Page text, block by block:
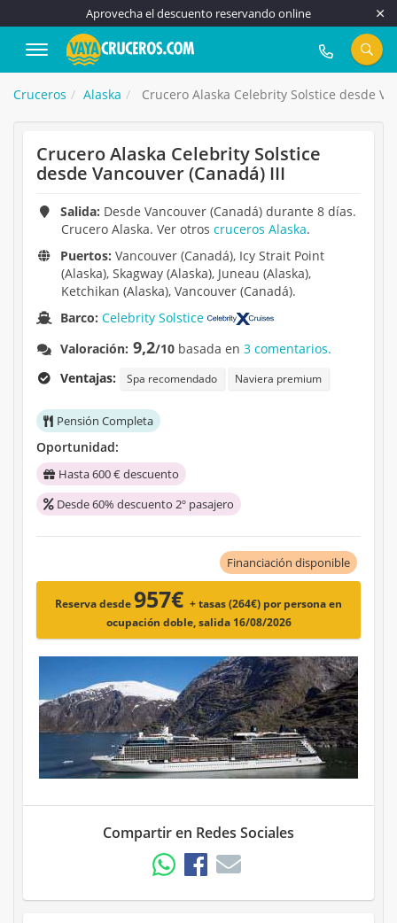
Aprovecha el descuento reservando online
917 815 555
Cruceros Alaska Crucero Alaska Celebrity Solstice desde
Crucero Alaska Celebrity Solstice
desde Vancouver (Canadá) III
Salida: Desde Vancouver (Canadá) durante 8 días.
Crucero Alaska. Ver otros cruceros Alaska.
Puertos: Vancouver (Canadá), Icy Strait Point
(Alaska), Skagway (Alaska), Juneau (Alaska),
Ketchikan (Alaska), Vancouver (Canadá).
Barco:Celebrity Solstice
Valoración: 9,2/10 basada en3 comentarios.
Ventajas:
Spa recomendado Naviera premium
Pensión Completa
Oportunidad:
Hasta 600 € descuento
Desde 60% descuento 2º pasajero
Financiación disponible
Reserva desde957€ + tasas (264€) por persona en
ocupación doble, salida 16/08/2026
Compartir en Redes Sociales